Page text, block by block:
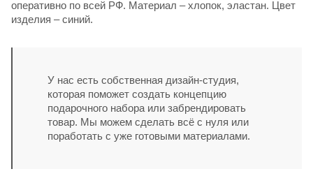
оперативно по всей РФ. Материал – хлопок, эластан. Цвет
изделия – синий.
У нас есть собственная дизайн-студия,
которая поможет создать концепцию
подарочного набора или забрендировать
товар. Мы можем сделать всё с нуля или
поработать с уже готовыми материалами.